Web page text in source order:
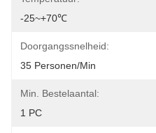
-25~+70℃
Doorgangssnelheid:
35 Personen/min
Min. Bestelaantal:
1 PC